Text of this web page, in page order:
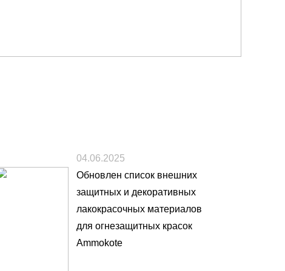
04.06.2025
Обновлен список внешних
защитных и декоративных
лакокрасочных материалов
для огнезащитных красок
Ammokote